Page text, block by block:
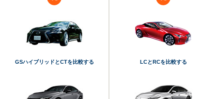
GSハイブリッドとCTを比較する LCとRCを比較する